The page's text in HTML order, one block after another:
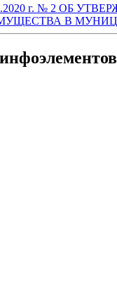
г. № 2
В